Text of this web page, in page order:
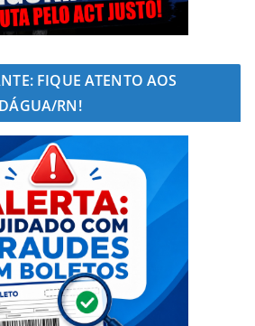
FIQUE ATENTO AOS
RN!